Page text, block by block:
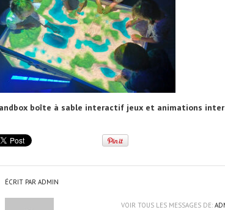
boîte à sable interactif jeux et animations
ÉCRIT PAR ADMIN
VOIR TOUS LES MESSAGES DE: